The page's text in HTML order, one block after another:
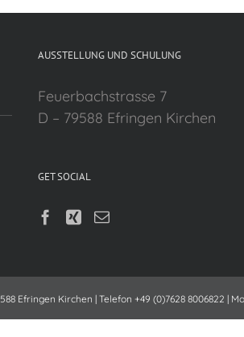
AUSSTELLUNG UND SCHULUNG
Feuerbachstrasse 7
D – 79588 Efringen Kirchen
GET SOCIAL
Efringen Kirchen | Telefon +49 (0)7628 8006822 |